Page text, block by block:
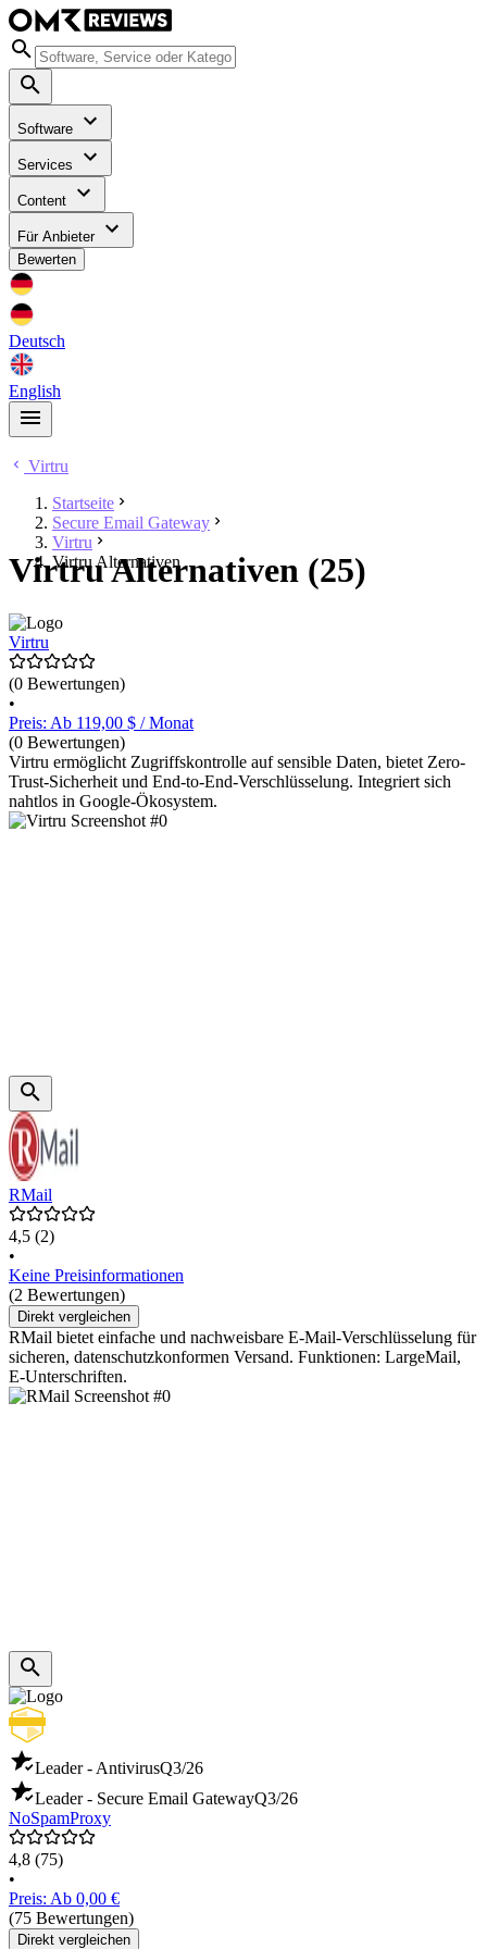
Software
Services
Content
Für Anbieter
Bewerten
Deutsch
English
Virtru
Startseite
Secure Email Gateway
Virtru
Virtru Alternativen
Virtru Alternativen (25)
Virtru
(0 Bewertungen)
•
Preis: Ab 119,00 $ / Monat
(0 Bewertungen)
Virtru ermöglicht Zugriffskontrolle auf sensible Daten, bietet Zero-
Trust-Sicherheit und End-to-End-Verschlüsselung. Integriert sich
nahtlos in Google-Ökosystem.
RMail
4,5 (2)
•
Keine Preisinformationen
(2 Bewertungen)
Direkt vergleichen
RMail bietet einfache und nachweisbare E-Mail-Verschlüsselung für
sicheren, datenschutzkonformen Versand. Funktionen: LargeMail,
E-Unterschriften.
Leader - AntivirusQ3/26
Leader - Secure Email GatewayQ3/26
NoSpamProxy
4,8 (75)
•
Preis: Ab 0,00 €
(75 Bewertungen)
Direkt vergleichen